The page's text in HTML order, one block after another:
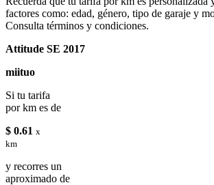
factores como: edad, género, tipo de garaje y
Consulta términos y condiciones.
Attitude SE 2017
miituo
Si tu tarifa
por km es de
$ 0.61 x
km
y recorres un
aproximado de